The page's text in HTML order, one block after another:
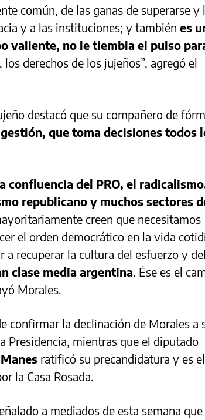
común, de las ganas de superarse y
y a las instituciones; y también es
valiente, no le tiembla el pulso
, los derechos de los jujeños”, agregó el
destacó que su compañero de
que toma decisiones todos
confluencia del PRO, el
republicano y muchos sectores
creen que necesitamos
el orden democrático en la vida
a recuperar la cultura del esfuerzo y del
clase media argentina. Ése es el
Morales.
confirmar la declinación de Morales a
Presidencia, mientras que el diputado
ratificó su precandidatura y es el
la Casa Rosada.
a mediados de esta semana que